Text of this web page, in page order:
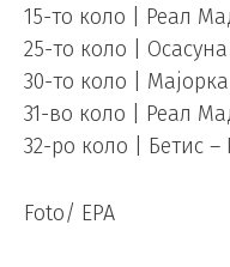
15-то коло | Реал
25-то коло |
30-то коло |
31-во коло | Реал
32-ро коло | Бетис –
Foto/ EPA